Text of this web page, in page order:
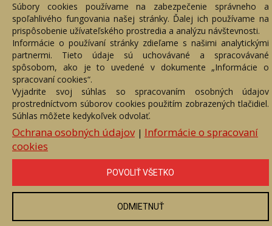
Akékoľvek používanie obrazových a textových súčastí tejto stránky je
podmienené výslovným súhlasom jej vlastníka. Všetky práva sú
vyhradené.
Súbory cookies používame na zabezpečenie správneho a
spoľahlivého fungovania našej stránky. Ďalej ich používame na
prispôsobenie užívateľského prostredia a analýzu návštevnosti.
Informácie o používaní stránky zdieľame s našimi analytickými
partnermi. Tieto údaje sú uchovávané a spracovávané
spôsobom, ako je to uvedené v dokumente „Informácie o
spracovaní cookies“.
Vyjadrite svoj súhlas so spracovaním osobných údajov
prostredníctvom súborov cookies použitím zobrazených tlačidiel.
Súhlas môžete kedykoľvek odvolať.
Ochrana osobných údajov| Informácie o spracovaní
cookies
POVOLIŤ VŠETKO
ODMIETNUŤ